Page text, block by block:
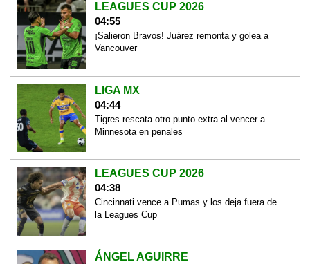
LEAGUES CUP 2026
04:55
¡Salieron Bravos! Juárez remonta y golea a
Vancouver
LIGA MX
04:44
Tigres rescata otro punto extra al vencer a
Minnesota en penales
LEAGUES CUP 2026
04:38
Cincinnati vence a Pumas y los deja fuera de
la Leagues Cup
ÁNGEL AGUIRRE